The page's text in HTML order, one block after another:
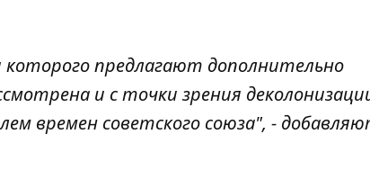
предлагают дополнительно
и с точки зрения
времен советского союза", -